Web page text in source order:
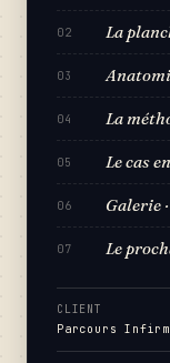
02 La
03
04 La
05 Le cas
06 Galerie
07 Le
CLIENT